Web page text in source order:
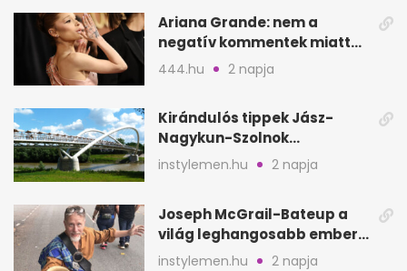
Ariana Grande: nem a
negatív kommentek miatt
vonul vissza
444.hu 2 napja
Kirándulós tippek Jász-
Nagykun-Szolnok
megyében: 6 kihagyhatatlan
hely
instylemen.hu 2 napja
Joseph McGrail-Bateup a
világ leghangosabb embere
lett Ausztráliából
instylemen.hu 2 napja